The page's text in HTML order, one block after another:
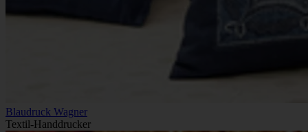
Blaudruck Wagner
Textil-Handdrucker